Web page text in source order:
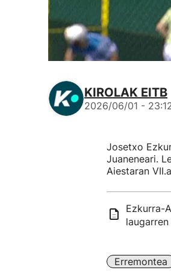
KIROLAK EITB
2026/06/01 -
Josetxo
Juaneneari.
Aiestaran
Ezkurra-
Erremontea